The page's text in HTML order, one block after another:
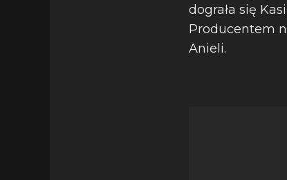
dograła się
Producentem
Anieli.